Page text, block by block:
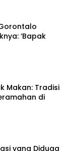
‘Bapak
Makan: Tradisi
di
yang Diduga